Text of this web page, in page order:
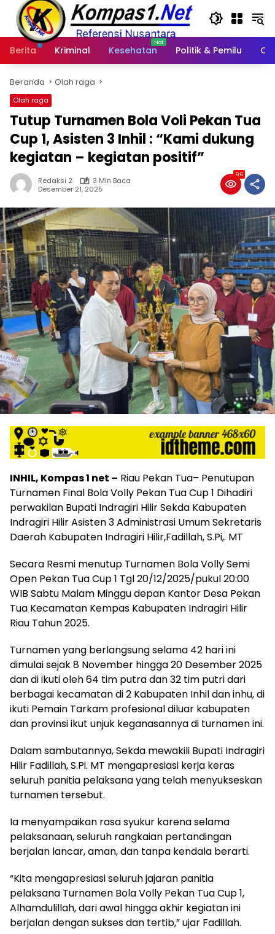
Langsung
konten
Berita
Kriminal Kesehatan Politik & Pemilu
Beranda Olah raga
Olah raga
Tutup Turnamen Bola Voli Pekan Tua
Cup 1, Asisten 3 Inhil : “Kami dukung
kegiatan – kegiatan positif”
Redaksi 2
3 Min Baca
Desember 21, 2025
96
INHIL, Kompas 1 net – Riau Pekan Tua– Penutupan
Turnamen Final Bola Volly Pekan Tua Cup 1 Dihadiri
perwakilan Bupati Indragiri Hilir Sekda Kabupaten
Indragiri Hilir Asisten 3 Administrasi Umum Sekretaris
Daerah Kabupaten Indragiri Hilir,Fadillah, S.Pi,. MT
Secara Resmi menutup Turnamen Bola Volly Semi
Open Pekan Tua Cup 1 Tgl 20/12/2025/pukul 20:00
WIB Sabtu Malam Minggu depan Kantor Desa Pekan
Tua Kecamatan Kempas Kabupaten Indragiri Hilir
Riau Tahun 2025.
Turnamen yang berlangsung selama 42 hari ini
dimulai sejak 8 November hingga 20 Desember 2025
dan di ikuti oleh 64 tim putra dan 32 tim putri dari
berbagai kecamatan di 2 Kabupaten Inhil dan inhu, di
ikuti Pemain Tarkam profesional diluar kabupaten
dan provinsi ikut unjuk keganasannya di turnamen ini.
Dalam sambutannya, Sekda mewakili Bupati Indragiri
Hilir Fadillah, S.Pi. MT mengapresiasi kerja keras
seluruh panitia pelaksana yang telah menyukseskan
turnamen tersebut.
Ia menyampaikan rasa syukur karena selama
pelaksanaan, seluruh rangkaian pertandingan
berjalan lancar, aman, dan tanpa kendala berarti.
“Kita mengapresiasi seluruh jajaran panitia
pelaksana Turnamen Bola Volly Pekan Tua Cup 1,
Alhamdulillah, dari awal hingga akhir kegiatan ini
berjalan dengan sukses dan tertib,” ujar Fadillah.